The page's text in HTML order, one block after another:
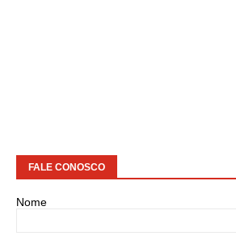
FALE CONOSCO
Nome